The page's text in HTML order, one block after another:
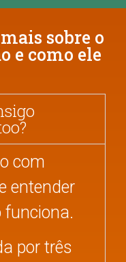
sobre o
e como ele
com
entender
funciona.
por três